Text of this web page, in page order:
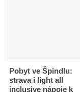
Pobyt ve Špindlu:
strava i light all
inclusive nápoje k